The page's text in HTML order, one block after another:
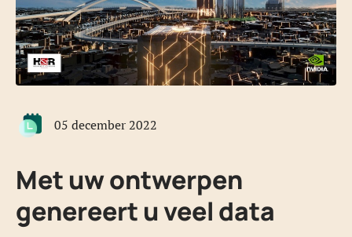
05 december 2022
Met uw ontwerpen
genereert u veel data